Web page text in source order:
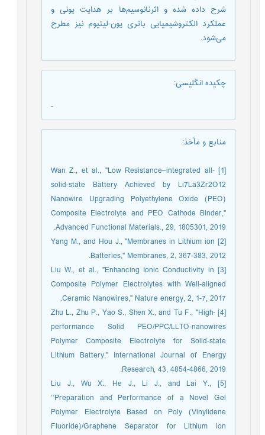
شرح داده شده و اثرنانوسیم‌ها بر هدایت یونی و
عملکرد الکتروشیمیایی باتری یون-لیتیوم نیز مطرح
می‌شود.
چکیده انگلیسی:
منابع و مأخذ:
[1] Wan Z., et al., "Low Resistance–integrated all‐
solid‐state Battery Achieved by Li7La3Zr2O12
Nanowire Upgrading Polyethylene Oxide (PEO)
Composite Electrolyte and PEO Cathode Binder,"
Advanced Functional Materials., 29, 1805301, 2019.
[2] Yang M., and Hou J., "Membranes in Lithium ion
Batteries," Membranes, 2, 367-383, 2012.
[3] Liu W., et al., "Enhancing Ionic Conductivity in
Composite Polymer Electrolytes with Well-aligned
Ceramic Nanowires," Nature energy, 2, 1-7, 2017.
[4] Zhu L., Zhu P., Yao S., Shen X., and Tu F., "High‐
performance Solid PEO/PPC/LLTO‐nanowires
Polymer Composite Electrolyte for Solid‐state
Lithium Battery," International Journal of Energy
Research, 43, 4854-4866, 2019.
[5] Liu J., Wu X., He J., Li J., and Lai Y.,
’’Preparation and Performance of a Novel Gel
Polymer Electrolyte Based on Poly (Vinylidene
Fluoride)/Graphene Separator for Lithium ion